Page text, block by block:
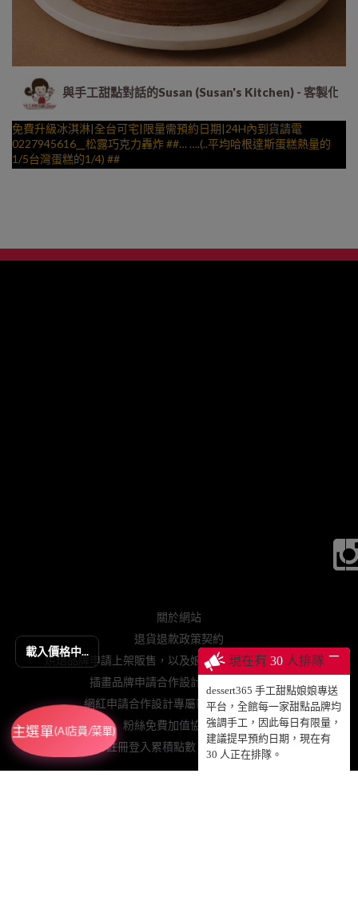
與手工甜點對話的Susan (Susan's Kitchen) - 客製化
免費升級冰淇淋|全台可宅|限量需預約日期|24H內到貨請電
0227945616__松露巧克力轟炸 ##… ….(..平均哈根達斯蛋糕熱量的
1/5台灣蛋糕的1/4) ##
現在有 30 人排隊 ─
dessert365 手工甜點娘娘專送
平台，全館每一家甜點品牌均
強調手工，因此每日有限量，
建議提早預約日期，現在有
30 人正在排隊。
關於網站
退貨退款政策契約
烘焙品牌申請上架販售，以及娘娘專送、動蛋糕授權等
插畫品牌申請合作設計手工甜點販售
網紅申請合作設計專屬影片動蛋糕販售
粉絲免費加值協力網站
註冊登入累積點數、查詢訂單
載入價格中...
主選單(AI店員/菜單)